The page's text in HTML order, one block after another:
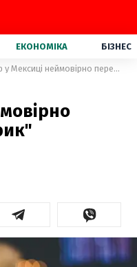
ЕКОНОМІКА БІЗНЕС
Хор у Мексиці неймовірно переспівав "Щедрик" українською